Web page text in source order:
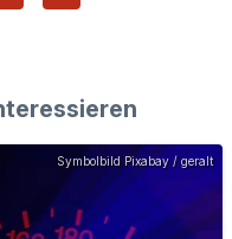
Symbolbild Pixabay / geralt